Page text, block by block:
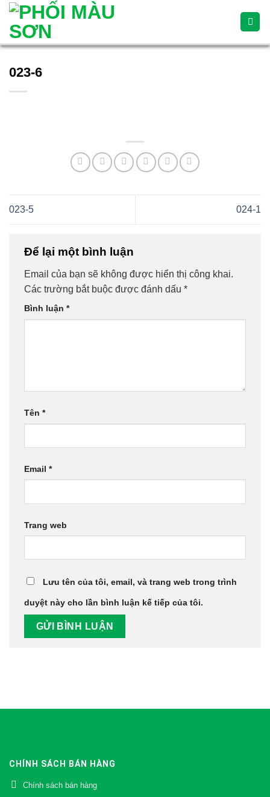
Skip
content
023-6
023-5 024-1
Để lại một bình luận
Email của bạn sẽ không được hiển thị công khai.
Các trường bắt buộc được đánh dấu *
Bình luận *
Tên *
Email *
Trang web
Lưu tên của tôi, email, và trang web trong trình
duyệt này cho lần bình luận kế tiếp của tôi.
CHÍNH SÁCH BÁN HÀNG
Chính sách bán hàng